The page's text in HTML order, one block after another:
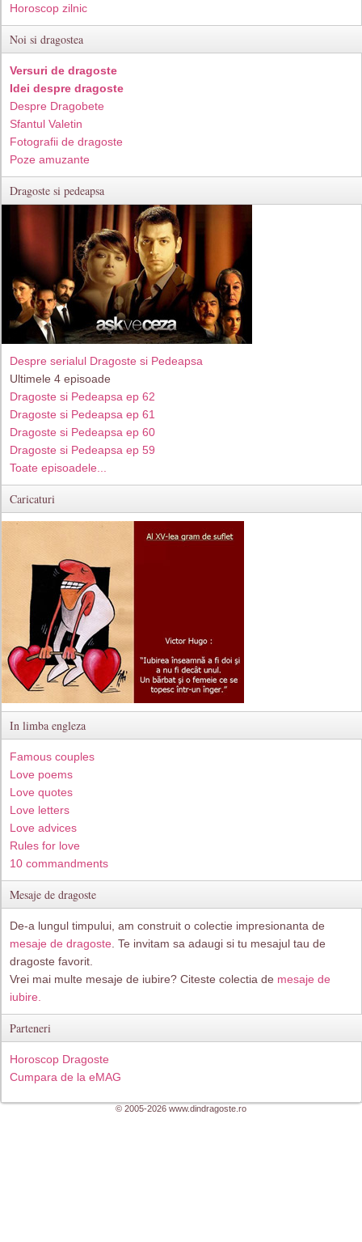
Horoscop zilnic
Noi si dragostea
Versuri de dragoste
Idei despre dragoste
Despre Dragobete
Sfantul Valetin
Fotografii de dragoste
Poze amuzante
Dragoste si pedeapsa
Despre serialul Dragoste si Pedeapsa
Ultimele 4 episoade
Dragoste si Pedeapsa ep 62
Dragoste si Pedeapsa ep 61
Dragoste si Pedeapsa ep 60
Dragoste si Pedeapsa ep 59
Toate episoadele...
Caricaturi
In limba engleza
Famous couples
Love poems
Love quotes
Love letters
Love advices
Rules for love
10 commandments
Mesaje de dragoste
De-a lungul timpului, am construit o colectie impresionanta de
mesaje de dragoste . Te invitam sa adaugi si tu mesajul tau de
dragoste favorit.
Vrei mai multe mesaje de iubire? Citeste colectia de mesaje de
iubire.
Parteneri
Horoscop Dragoste
Cumpara de la eMAG
© 2005-2026 www.dindragoste.ro